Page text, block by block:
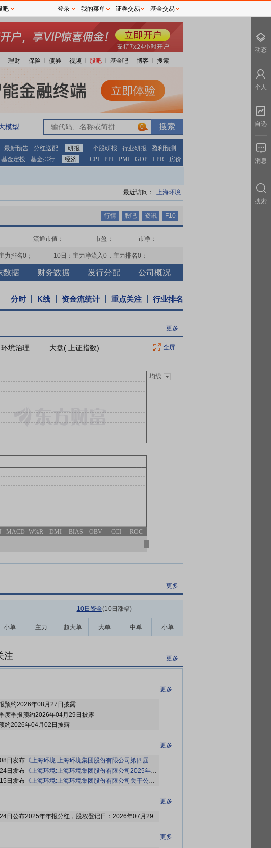
理财 保险 债券 视频 股吧 基金吧 博客 搜索
模型 0
0
最新预告 分红送配 研报 个股研报 行业研报
盈利预测
基金定投 基金排行 经济 CPI PPI PMI GDP LPR 房价
最近访问： 上海环境
行情 股吧 资讯 F10
- 流通市值： - 市盈： - 市净： -
力排名0 ； 10日：主力净流入0 ，主力排名0 ；
数据 财务数据 发行分配 公司概况
分时 K线 资金流统计 重点关注 行业排名
更多
环境治理 大盘( 上证指数) 全屏
均线
MACD W%R DMI BIAS OBV CCI ROC
更多
10日资金(10日涨幅)
小单 主力 超大单 大单 中单 小单
注 更多
更多
预约2026年08月27日披露
度季报预约2026年04月29日披露
约2026年04月02日披露
更多
日发布 《上海环境:上海环境集团股份有限公司第四届董事会第二次会议决议公告》
日发布 《上海环境:上海环境集团股份有限公司2025年年度权益分派实施公告》
日发布 《上海环境:上海环境集团股份有限公司关于公司高级管理人员离任的公告》
更多
2026年07月24日公布2025年年报分红，股权登记日：2026年07月29日；除权除息日：2026年07月30日；分配方案：10派1.35元(含税,扣税后1.215元)[正式]
更多
吧 登录 我的菜单 证券交易 基金交易
动态
个人
自选
消息
搜索